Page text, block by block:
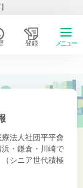
登録 メニュー
法人社団平平會
・鎌倉・川崎で
シニア世代積極